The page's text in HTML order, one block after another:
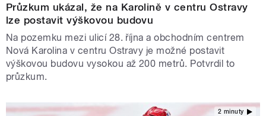
Průzkum ukázal, že na Karolině v centru Ostravy
lze postavit výškovou budovu
Na pozemku mezi ulicí 28. října a obchodním centrem
Nová Karolina v centru Ostravy je možné postavit
výškovou budovu vysokou až 200 metrů. Potvrdil to
průzkum.
2 minuty